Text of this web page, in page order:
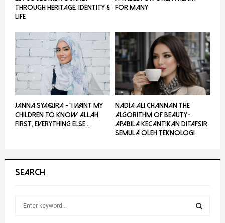
THROUGH HERITAGE, IDENTITY &
LIFE
FOR MANY
JANNA SYAQIRA -”I WANT MY
CHILDREN TO KNOW ALLAH
FIRST, EVERYTHING ELSE...
NADIA ALI CHANNAN THE
ALGORITHM OF BEAUTY-
Apabila Kecantikan Ditafsir
Semula Oleh Teknologi
SEARCH